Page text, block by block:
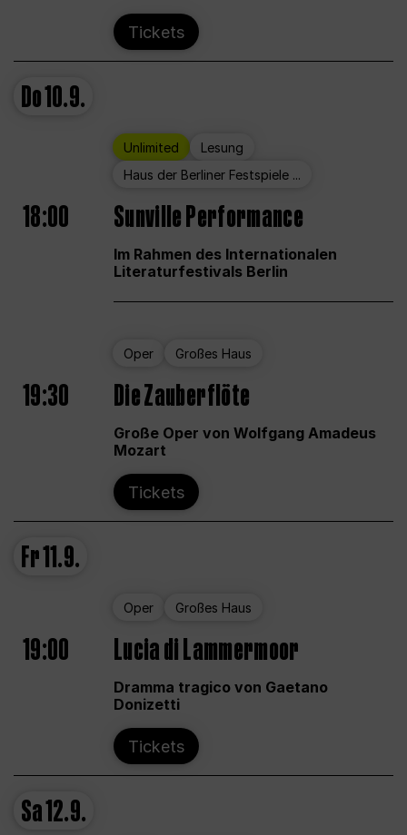
Tickets
Do10.9.
Unlimited
Lesung
Haus der Berliner Festspiele ...
18:00 Sunville Performance
Im Rahmen des Internationalen
Literaturfestivals Berlin
Oper Großes Haus
19:30 Die Zauberflöte
Große Oper von Wolfgang Amadeus
Mozart
Tickets
Fr11.9.
Oper Großes Haus
19:00 Lucia di Lammermoor
Dramma tragico von Gaetano
Donizetti
Tickets
Sa12.9.